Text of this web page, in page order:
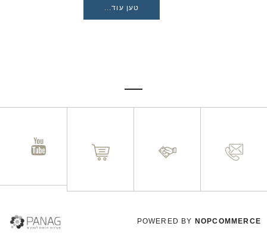
טען עוד...
POWERED BY NOPCOMMERCE